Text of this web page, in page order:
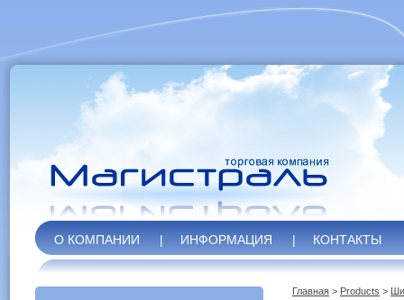
О КОМПАНИИ | ИНФОРМАЦИЯ | КОНТАКТЫ
Главная > Products >